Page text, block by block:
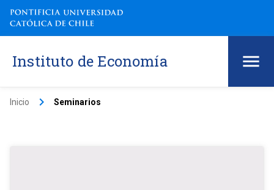
Instituto de Economía
Inicio keyboard_arrow_right Seminarios